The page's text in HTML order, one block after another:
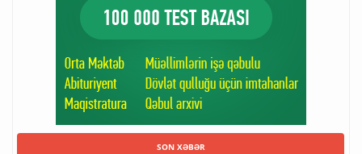
SON XƏBƏR